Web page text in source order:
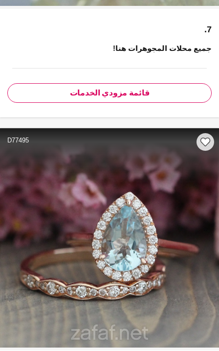
7.
جميع محلات المجوهرات هنا!
قائمة مزودي الخدمات
D77495